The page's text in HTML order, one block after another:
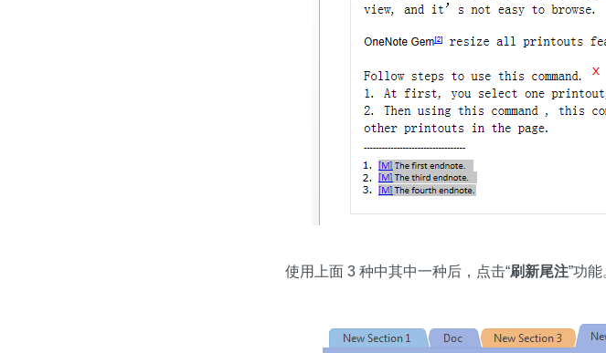
使用上面 3 种中其中一种后，点击“刷新尾注”功